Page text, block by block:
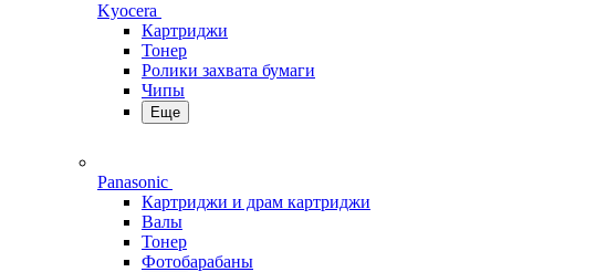
Kyocera
Картриджи
Тонер
Ролики захвата бумаги
Чипы
Еще
Panasonic
Картриджи и драм картриджи
Валы
Тонер
Фотобарабаны